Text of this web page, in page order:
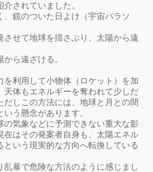
されていました。
、鏡のついた日よけ（宇宙パラソ
させて地球を揺さぶり、太陽から遠
ら遠ざける。
利用して小物体（ロケット）を加
天体もエネルギーを奪われて少しだ
しこの方法には、地球と月との間
う懸念があります。
気象などに予測できない重大な影
在はその発案者自身も、太陽エネル
いう現実的な方向へ転換している
暴で危険な方法のように感じまし